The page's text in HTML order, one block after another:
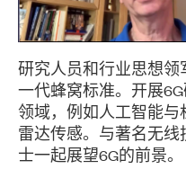
研究人员和行业思想领
一代蜂窝标准。开展
领域，例如人工智能
雷达传感。与著名无线
士一起展望6G的前景。